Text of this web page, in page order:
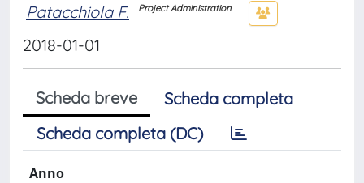
Patacchiola F. Project Administration
2018-01-01
Scheda breve
Scheda completa
Scheda completa (DC)
Anno